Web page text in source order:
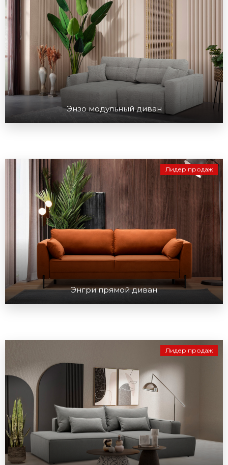
Энзо модульный диван
Лидер продаж
Энгри прямой диван
Лидер продаж